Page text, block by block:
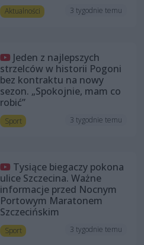
Aktualności 3 tygodnie temu
Jeden z najlepszych
strzelców w historii Pogoni
bez kontraktu na nowy
sezon. „Spokojnie, mam co
robić”
Sport 3 tygodnie temu
Tysiące biegaczy pokona
ulice Szczecina. Ważne
informacje przed Nocnym
Portowym Maratonem
Szczecińskim
Sport 3 tygodnie temu